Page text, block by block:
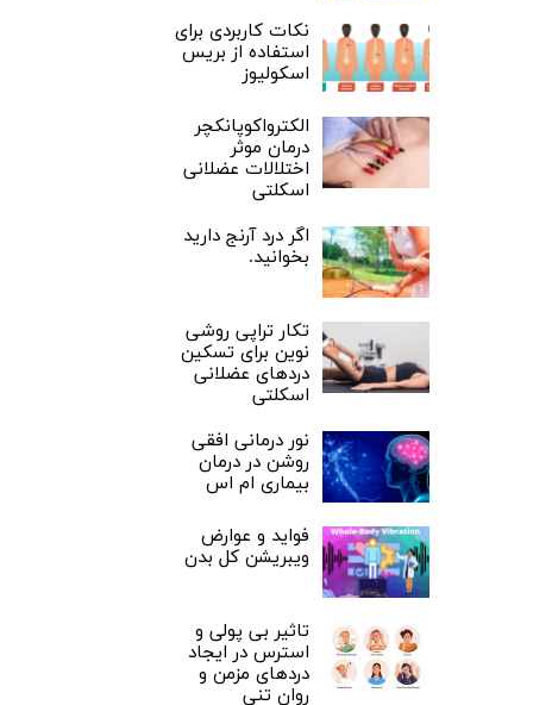
نکات کاربردی برای
استفاده از بریس
اسکولیوز
الکترواکوپانکچر
درمان موثر
اختلالات عضلانی
اسکلتی
اگر درد آرنج دارید
بخوانید.
تکار تراپی روشی
نوین برای تسکین
دردهای عضلانی
اسکلتی
نور درمانی افقی
روشن در درمان
بیماری ام اس
فواید و عوارض
ویبریشن کل بدن
تاثیر بی پولی و
استرس در ایجاد
دردهای مزمن و
روان تنی